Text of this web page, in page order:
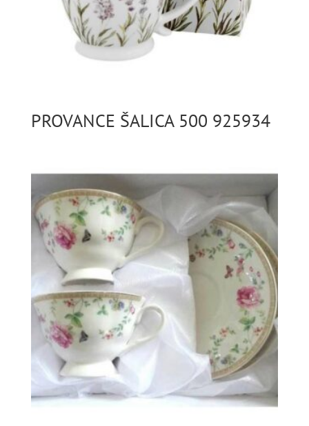
PROVANCE ŠALICA 500 925934